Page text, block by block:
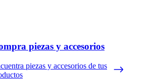
piezas y accesorios
piezas y accesorios de tus